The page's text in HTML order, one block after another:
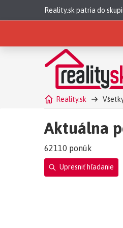
Reality.sk patria do
Reality.sk
Aktuálna
62110 ponúk
Upresniť hľadanie